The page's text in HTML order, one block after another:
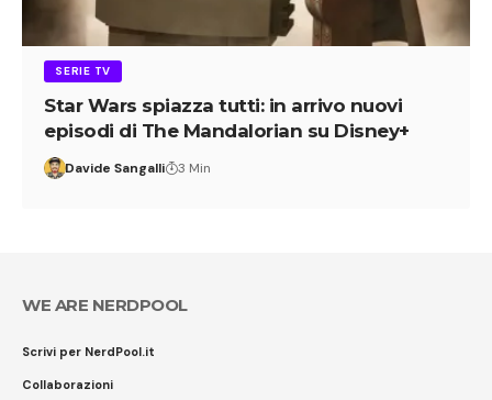
SERIE TV
Star Wars spiazza tutti: in arrivo nuovi
episodi di The Mandalorian su Disney+
Davide Sangalli 3 Min
WE ARE NERDPOOL
Scrivi per NerdPool.it
Collaborazioni